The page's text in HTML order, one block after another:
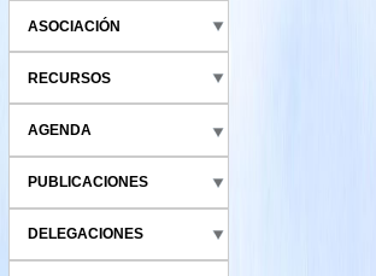
ASOCIACIÓN
RECURSOS
AGENDA
PUBLICACIONES
DELEGACIONES